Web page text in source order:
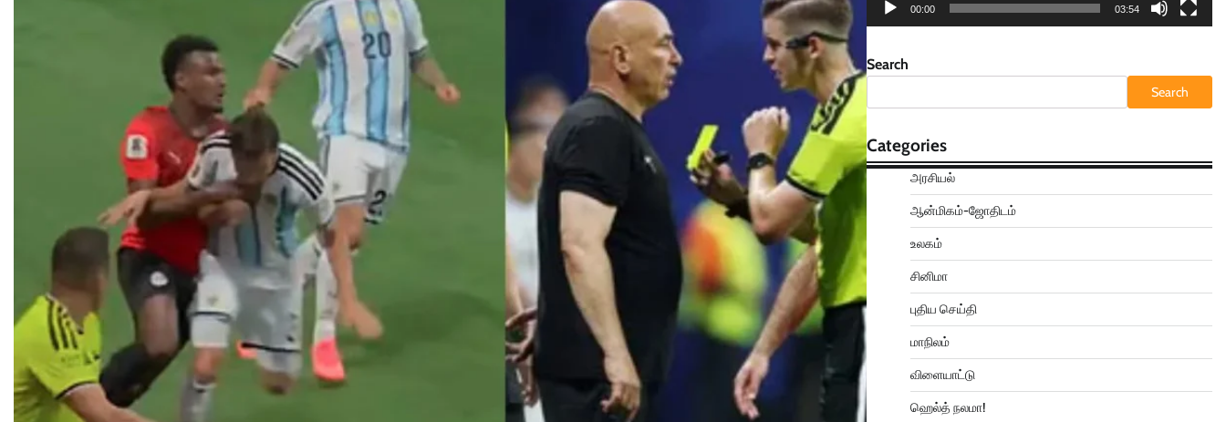
00:00 03:54
Search
Search
Categories
அரசியல்
ஆன்மிகம்-ஜோதிடம்
உலகம்
சினிமா
புதிய செய்தி
மாநிலம்
விளையாட்டு
ஹெல்த் நலமா!